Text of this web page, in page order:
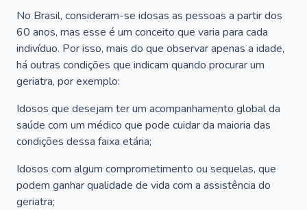
No Brasil, consideram-se idosas as pessoas a partir dos
60 anos, mas esse é um conceito que varia para cada
indivíduo. Por isso, mais do que observar apenas a idade,
há outras condições que indicam quando procurar um
geriatra, por exemplo:
Idosos que desejam ter um acompanhamento global da
saúde com um médico que pode cuidar da maioria das
condições dessa faixa etária;
Idosos com algum comprometimento ou sequelas, que
podem ganhar qualidade de vida com a assistência do
geriatra;